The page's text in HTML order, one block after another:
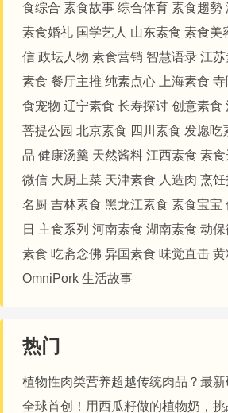
食综合 素食故事 综合体育 素食趨勢
素食婚礼 国学艺人 山东素食 素食美
信 政坛人物 素食营销 智慧语录 江苏
素食 餐厅主推 纯素点心 上海素食 寺
食宠物 辽宁素食 长寿探讨 创意素食
菩提公园 北京素食 四川素食 发愿吃
品 健康汤羹 天然酱料 江西素食 素食
微信 大厨上菜 天津素食 人造肉 烹饪
名厨 吉林素食 黑龙江素食 素食宝宝
日 主食系列 河南素食 湖南素食 动
素食 吃斋念佛 异国素食 味觉直击 黄
OmniPork 生活故事
热门
植物性肉类营养超越传统肉品？最新
全球首创！用西瓜籽做的植物奶，